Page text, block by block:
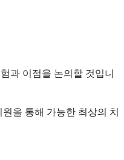
과 이점을 논의할 것입니
을 통해 가능한 최상의 치